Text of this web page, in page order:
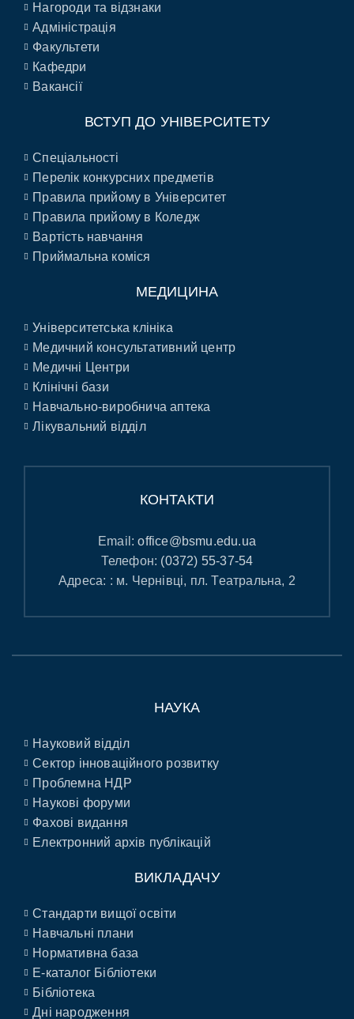
Нагороди та відзнаки
Адміністрація
Факультети
Кафедри
Вакансії
ВСТУП ДО УНІВЕРСИТЕТУ
Спеціальності
Перелік конкурсних предметів
Правила прийому в Університет
Правила прийому в Коледж
Вартість навчання
Приймальна коміся
МЕДИЦИНА
Університетська клініка
Медичний консультативний центр
Медичні Центри
Клінічні бази
Навчально-виробнича аптека
Лікувальний відділ
КОНТАКТИ
Email:office@bsmu.edu.ua
Телефон: (0372) 55-37-54
Адреса: : м. Чернівці, пл. Театральна, 2
НАУКА
Науковий відділ
Сектор інноваційного розвитку
Проблемна НДР
Наукові форуми
Фахові видання
Електронний архів публікацій
ВИКЛАДАЧУ
Стандарти вищої освіти
Навчальні плани
Нормативна база
E-каталог Бібліотеки
Бібліотека
Дні народження